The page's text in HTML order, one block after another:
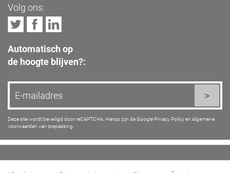
Volg ons:
Automatisch op
de hoogte blijven?:
Deze site wordt beveiligd door reCAPTCHA. Hierop zijn de Google Privacy Policyen Algemene
voorwaarden van toepassing.